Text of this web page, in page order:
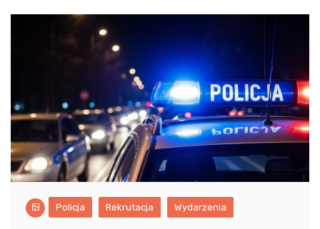
Policja Rekrutacja Wydarzenia